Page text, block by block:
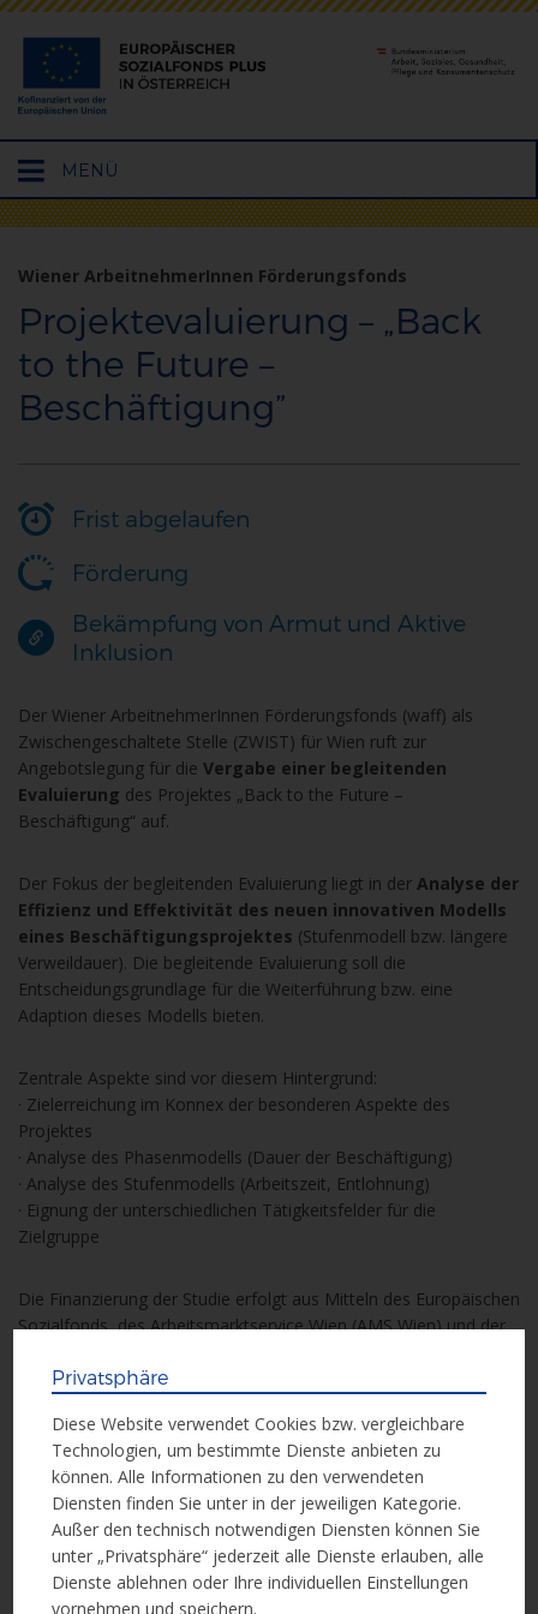
Hauptmenü
öffnen
MENÜ
Wiener ArbeitnehmerInnen Förderungsfonds
Projektevaluierung – „Back
to the Future –
Beschäftigung”
Frist abgelaufen
Förderung
Bekämpfung von Armut und Aktive
Inklusion
Der Wiener ArbeitnehmerInnen Förderungsfonds (waff) als
Zwischengeschaltete Stelle (ZWIST) für Wien ruft zur
Angebotslegung für die Vergabe einer begleitenden
Evaluierung des Projektes „Back to the Future –
Beschäftigung“ auf.
Der Fokus der begleitenden Evaluierung liegt in der Analyse der
Effizienz und Effektivität des neuen innovativen Modells
eines Beschäftigungsprojektes (Stufenmodell bzw. längere
Verweildauer). Die begleitende Evaluierung soll die
Entscheidungsgrundlage für die Weiterführung bzw. eine
Adaption dieses Modells bieten.
Zentrale Aspekte sind vor diesem Hintergrund:
· Zielerreichung im Konnex der besonderen Aspekte des
Projektes
· Analyse des Phasenmodells (Dauer der Beschäftigung)
· Analyse des Stufenmodells (Arbeitszeit, Entlohnung)
· Eignung der unterschiedlichen Tätigkeitsfelder für die
Zielgruppe
Die Finanzierung der Studie erfolgt aus Mitteln des Europäischen
Sozialfonds, des Arbeitsmarktservice Wien (AMS Wien) und der
Die Ausschreibung wurde gemäß Bundesvergabegesetz am
Oktober 2016 im Amtsblatt der Stadt Wienveröffentlicht.
Weitere Informationen
Weitere Informationen erhalten Sie in der
Privatsphäre
Diese Website verwendet Cookies bzw. vergleichbare
Technologien, um bestimmte Dienste anbieten zu
können. Alle Informationen zu den verwendeten
Diensten finden Sie unter in der jeweiligen Kategorie.
Außer den technisch notwendigen Diensten können Sie
unter „Privatsphäre“ jederzeit alle Dienste erlauben, alle
Dienste ablehnen oder Ihre individuellen Einstellungen
vornehmen und speichern.